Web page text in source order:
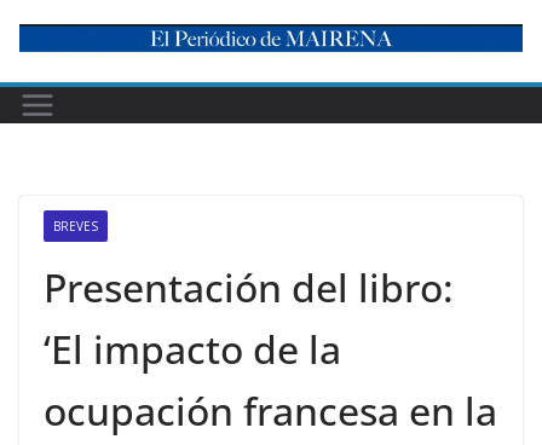
content
BREVES
Presentación del libro:
‘El impacto de la
ocupación francesa en la